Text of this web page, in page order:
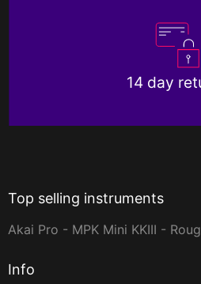
14 day
Top selling instruments
Akai Pro - MPK Mini KKIII -
Info